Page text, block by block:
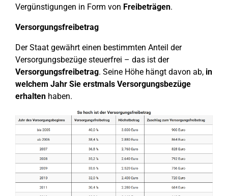
Vergünstigungen in Form von Freibeträgen.
Versorgungsfreibetrag
Der Staat gewährt einen bestimmten Anteil der
Versorgungsbezüge steuerfrei – das ist der
Versorgungsfreibetrag. Seine Höhe hängt davon ab, in
welchem Jahr Sie erstmals Versorgungsbezüge
erhalten haben.